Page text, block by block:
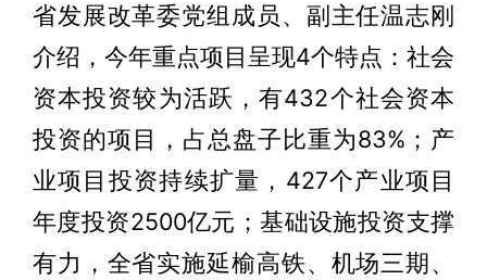
省发展改革委党组成员、副主任温志刚
介绍，今年重点项目呈现4个特点：社会
资本投资较为活跃，有432个社会资本
投资的项目，占总盘子比重为83%；产
业项目投资持续扩量，427个产业项目
年度投资2500亿元；基础设施投资支撑
有力，全省实施延榆高铁、机场三期、